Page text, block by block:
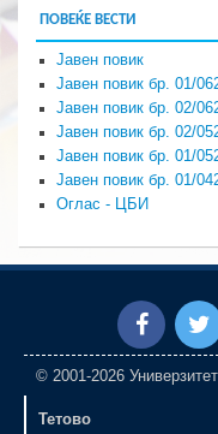
ПОВЕЌЕ ВЕСТИ
Јавен повик
Јавен повик бр. 01/
Јавен повик бр. 02/
Јавен повик бр. 02/
Јавен повик бр. 01/
Јавен повик бр. 01/
Оглас - ЦБИ
© 2001-2026
Тетово